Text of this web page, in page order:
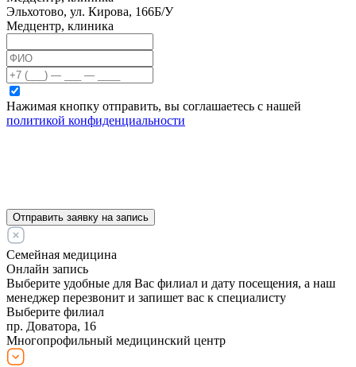
Эльхотово, ул. Кирова, 166Б/У
Медцентр, клиника
Нажимая кнопку отправить, вы соглашаетесь с нашей
политикой конфиденциальности
Отправить заявку на запись
Семейная медицина
Онлайн запись
Выберите удобные для Вас филиал и дату посещения, а наш
менеджер перезвонит и запишет вас к специалисту
Выберите филиал
пр. Доватора, 16
Многопрофильный медицинский центр